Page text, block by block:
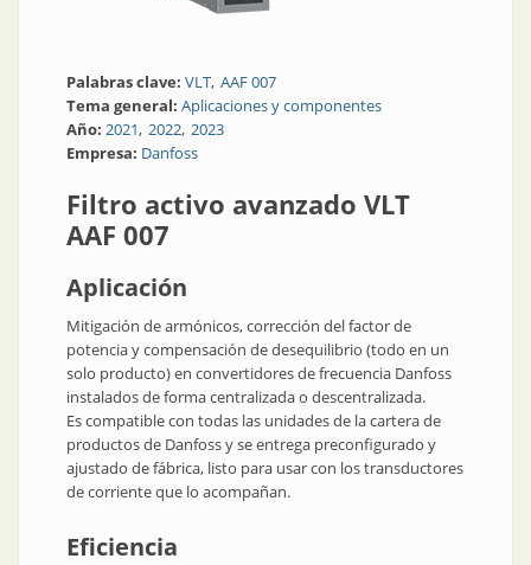
Palabras clave: VLT AAF 007
Tema general: Aplicaciones y componentes
Año: 2021 2022 2023
Empresa: Danfoss
Filtro activo avanzado VLT
AAF 007
Aplicación
Mitigación de armónicos, corrección del factor de
potencia y compensación de desequilibrio (todo en un
solo producto) en convertidores de frecuencia Danfoss
instalados de forma centralizada o descentralizada.
Es compatible con todas las unidades de la cartera de
productos de Danfoss y se entrega preconfigurado y
ajustado de fábrica, listo para usar con los transductores
de corriente que lo acompañan.
Eficiencia